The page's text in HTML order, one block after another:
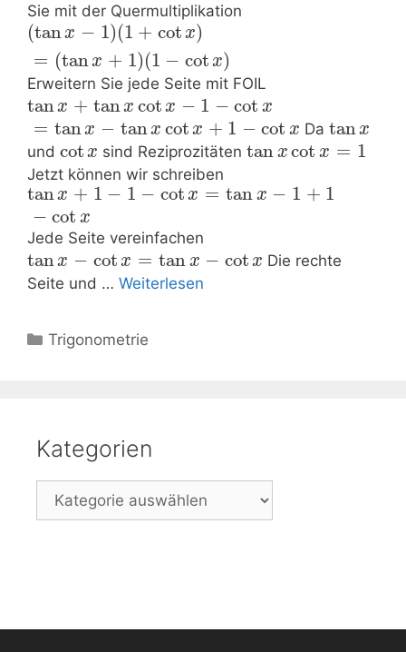
Sie mit der Quermultiplikation
(tanx − 1)(1 + cot x)
= (tanx + 1)(1 − cot x)
Erweitern Sie jede Seite mit FOIL
tanx + tanx cot x − 1 − cot x
= tanx − tanx cot x + 1 − cot x Da tanx
und cot x sind Reziprozitätentan x cot x = 1
Jetzt können wir schreiben
tanx + 1 − 1 − cot x = tan x − 1 + 1
− cot x
Jede Seite vereinfachen
tanx − cot x = tan x − cot x Die rechte
Seite und … Weiterlesen
Kategorien
Trigonometrie
Kategorien
Kategorien